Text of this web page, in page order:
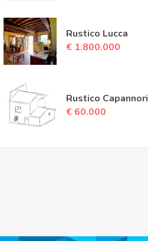
Rustico Lucca
€ 1.800.000
Rustico Capannori
€ 60.000